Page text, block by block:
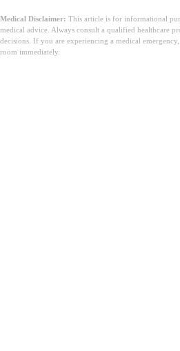
Medical Disclaimer: This article is for informational
medical advice. Always consult a qualified healthcare
decisions. If you are experiencing a medical
room immediately.